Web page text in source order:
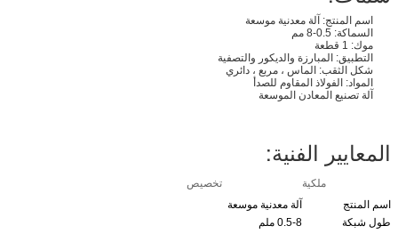
اسم المنتج: آلة معدنية موسعة
السماكة: 0.5-8 مم
موك: 1 قطعة
التطبيق: المبارزة والديكور والتصفية
شكل الثقب: الماس ، مربع ، دائري
المواد: الفولاذ المقاوم للصدأ
آلة تصنيع المعادن الموسعة
المعايير الفنية:
ملكية
تخصيص
اسم المنتج
آلة معدنية موسعة
طول شبكة
0.5-8 ملم